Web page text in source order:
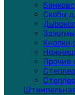
Скобы
Зажимы
Прочие